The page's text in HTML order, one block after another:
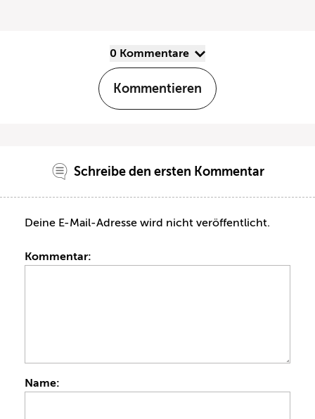
0 Kommentare
Kommentieren
Schreibe den ersten Kommentar
Deine E-Mail-Adresse wird nicht veröffentlicht.
Kommentar:
Name: